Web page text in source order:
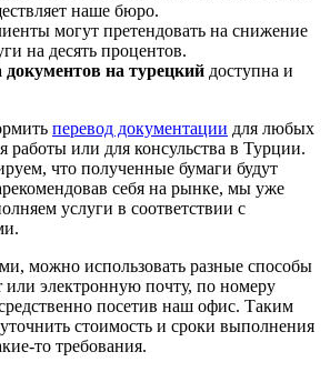
наше бюро.
могут претендовать на снижение
на десять процентов.
документов на турецкий доступна и
перевод документации для любых
работы или для консульства в Турции.
что полученные бумаги будут
себя на рынке, мы уже
услуги в соответствии с
можно использовать разные способы
или электронную почту, по номеру
посетив наш офис. Таким
стоимость и сроки выполнения
то требования.